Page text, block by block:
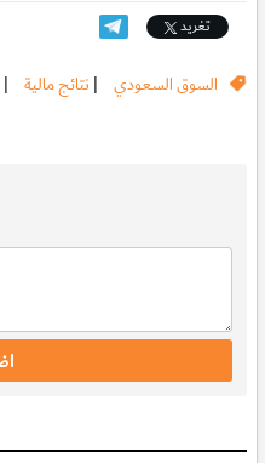
تغريد
السوق السعودي | نتائج مالية |